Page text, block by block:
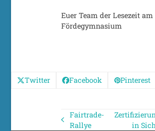
Euer Team der Lesezeit am
Fördegymnasium
Twitter Facebook Pinterest
vorheriger
Fairtrade-
Rallye
Nächster
in